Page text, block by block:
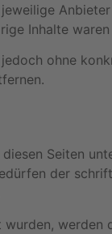
Inhalte
ohne
Seiten
der